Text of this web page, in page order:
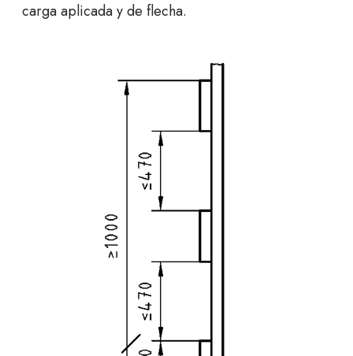
carga aplicada y de flecha.